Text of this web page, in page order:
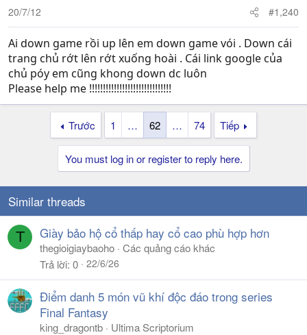
20/7/12 #1,240
Ai down game rồi up lên em down game vói . Down cái
trang chủ rớt lên rớt xuống hoài . Cái link google của
chủ póy em cũng khong down dc luôn
Please help me !!!!!!!!!!!!!!!!!!!!!!!!!!!!!!
Trước 1 … 62 … 74 Tiếp
You must log in or register to reply here.
Similar threads
T Giày bảo hộ cổ thấp hay cổ cao phù hợp hơn
thegioigiaybaoho Các quảng cáo khác
Trả lời 0 22/6/26
Điểm danh 5 món vũ khí độc đáo trong series
Final Fantasy
king_dragontb
Ultima Scriptorium